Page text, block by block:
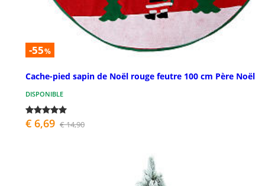
-55%
Cache-pied sapin de Noël rouge feutre 100 cm Père Noël
DISPONIBLE
€ 6,69 € 14,90